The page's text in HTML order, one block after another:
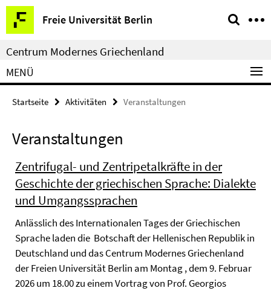
Springe
direkt
zu
Inhalt
Freie Universität Berlin
Service-
Navigation
Centrum Modernes Griechenland
MENÜ
Startseite Aktivitäten Veranstaltungen
Veranstaltungen
Zentrifugal- und Zentripetalkräfte in der
Geschichte der griechischen Sprache: Dialekte
und Umgangssprachen
Anlässlich des Internationalen Tages der Griechischen
Sprache laden die Botschaft der Hellenischen Republik in
Deutschland und das Centrum Modernes Griechenland
der Freien Universität Berlin am Montag , dem 9. Februar
2026 um 18.00 zu einem Vortrag von Prof. Georgios